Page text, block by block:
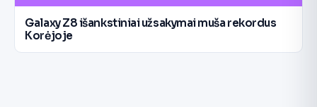
Galaxy Z8 išankstiniai užsakymai muša rekordus
Korėjoje